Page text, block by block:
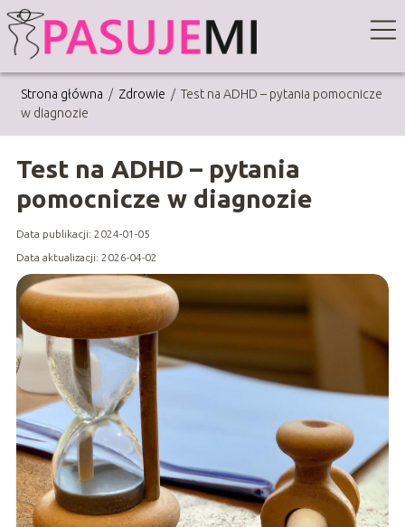
Strona główna / Zdrowie / Test na ADHD – pytania pomocnicze
w diagnozie
Test na ADHD – pytania
pomocnicze w diagnozie
Data publikacji: 2024-01-05
Data aktualizacji: 2026-04-02